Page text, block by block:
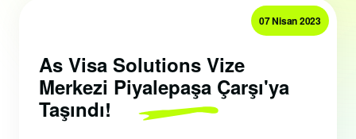
07 Nisan 2023
As Visa Solutions Vize
Merkezi Piyalepaşa Çarşı'ya
Taşındı!